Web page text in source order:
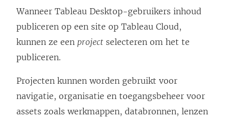
Wanneer Tableau Desktop-gebruikers inhoud
publiceren op een site op Tableau Cloud,
kunnen ze een project selecteren om het te
publiceren.
Projecten kunnen worden gebruikt voor
navigatie, organisatie en toegangsbeheer voor
assets zoals werkmappen, databronnen, lenzen